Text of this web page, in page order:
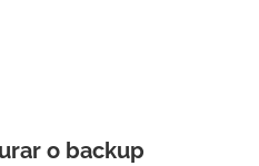
o backup